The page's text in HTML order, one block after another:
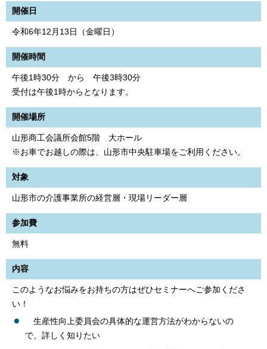
開催日
令和6年12月13日（金曜日）
開催時間
午後1時30分 から 午後3時30分
受付は午後1時からとなります。
開催場所
山形商工会議所会館5階 大ホール
※お車でお越しの際は、山形市中央駐車場をご利用ください。
対象
山形市の介護事業所の経営層・現場リーダー層
参加費
無料
内容
このようなお悩みをお持ちの方はぜひセミナーへご参加くださ
い！
生産性向上委員会の具体的な運営方法がわからないの
で、詳しく知りたい